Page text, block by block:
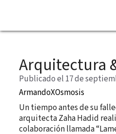
Saltar
contenidoArquitectura
Publicado el 17 de
ArmandoXOsmosis
Un tiempo antes de su
arquitecta Zaha Hadid
colaboración llamada